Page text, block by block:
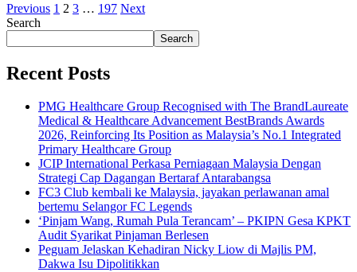
Previous 1 2 3 … 197 Next
Search
Search
Recent Posts
PMG Healthcare Group Recognised with The BrandLaureate
Medical & Healthcare Advancement BestBrands Awards
2026, Reinforcing Its Position as Malaysia’s No.1 Integrated
Primary Healthcare Group
JCIP International Perkasa Perniagaan Malaysia Dengan
Strategi Cap Dagangan Bertaraf Antarabangsa
FC3 Club kembali ke Malaysia, jayakan perlawanan amal
bertemu Selangor FC Legends
‘Pinjam Wang, Rumah Pula Terancam’ – PKIPN Gesa KPKT
Audit Syarikat Pinjaman Berlesen
Peguam Jelaskan Kehadiran Nicky Liow di Majlis PM,
Dakwa Isu Dipolitikkan